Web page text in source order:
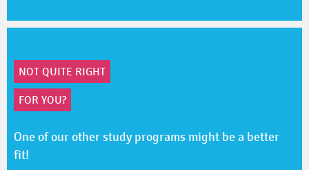
NOT QUITE RIGHT
FOR YOU?
One of our other study programs might be a better
fit!